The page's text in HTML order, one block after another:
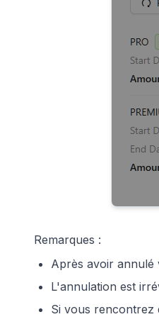
Remarques :
Après avoir annulé
L'annulation est
Si vous rencontrez